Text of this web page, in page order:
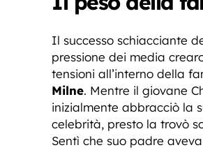
Il successo schiacciante
pressione dei media
tensioni all’interno della
Milne. Mentre il giovane
inizialmente abbracciò la
celebrità, presto la trovò
Sentì che suo padre